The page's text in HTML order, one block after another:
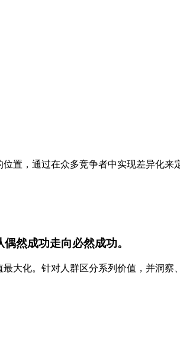
置，通过在众多竞争者中实现差异化来
偶然成功走向必然成功。
大化。 针对人群区分系列价值，并洞察